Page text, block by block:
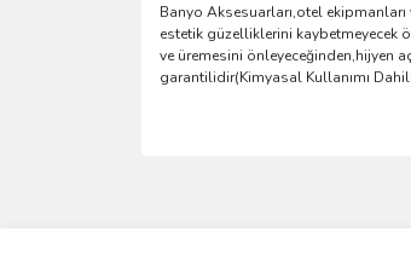
Banyo Aksesuarları,otel
estetik güzelliklerini kaybetmeyecek
ve üremesini önleyeceğinden,hijyen
garantilidir(Kimyasal Kullanımı